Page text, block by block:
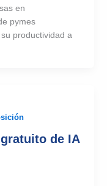
en
pymes
productividad a
de IA